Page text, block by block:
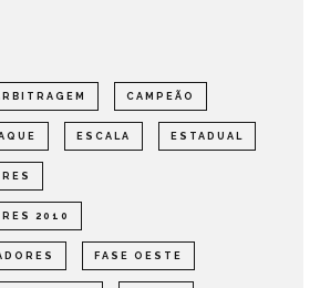
CAMPEÃO
ESCALA ESTADUAL
2010
FASE OESTE